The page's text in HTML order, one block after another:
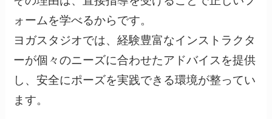
ォームを学べるからです。
ヨガスタジオでは、経験豊富なインストラクタ
ーが個々のニーズに合わせたアドバイスを提供
し、安全にポーズを実践できる環境が整ってい
ます。